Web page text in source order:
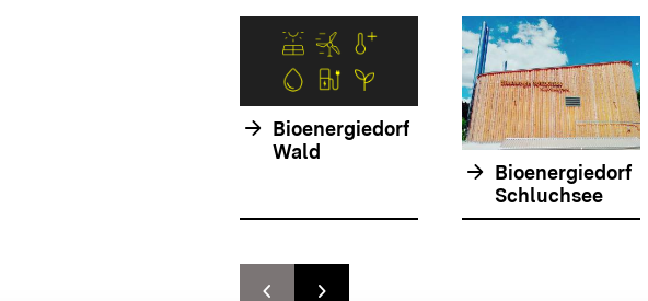
arrow_forward Bioenergiedorf
Wald
arrow_forward Bioenergiedorf
Schluchsee
chevron_left chevron_right